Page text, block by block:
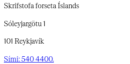
Skrifstofa forseta Íslands
Sóleyjargötu 1
101 Reykjavík
Sími: 540 4400.